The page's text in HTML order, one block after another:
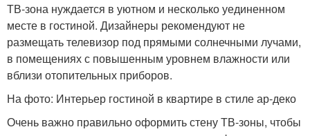
ТВ-зона нуждается в уютном и несколько уединенном
месте в гостиной. Дизайнеры рекомендуют не
размещать телевизор под прямыми солнечными лучами,
в помещениях с повышенным уровнем влажности или
вблизи отопительных приборов.
На фото: Интерьер гостиной в квартире в стиле ар-деко
Очень важно правильно оформить стену ТВ-зоны, чтобы